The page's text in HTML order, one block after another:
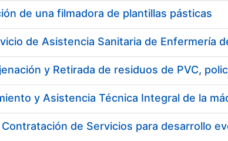
de una filmadora de plantillas pásticas
de Asistencia Sanitaria de Enfermería
y Retirada de residuos de PVC,